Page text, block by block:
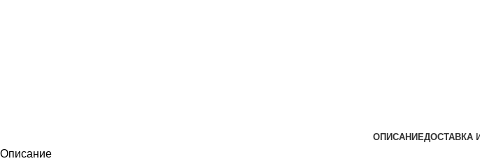
ОПИСАНИЕДОСТАВКА
Описание